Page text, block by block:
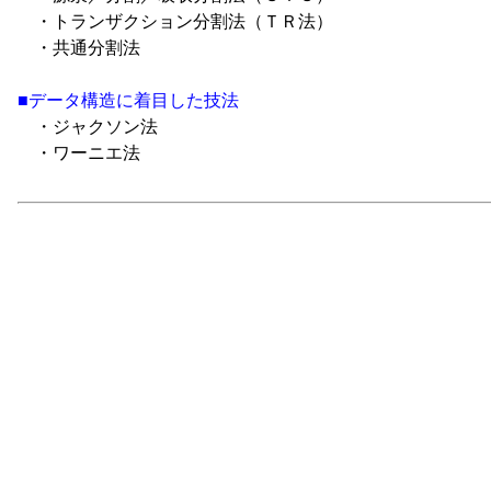
・トランザクション分割法（ＴＲ法）
・共通分割法
■データ構造に着目した技法
・ジャクソン法
・ワーニエ法